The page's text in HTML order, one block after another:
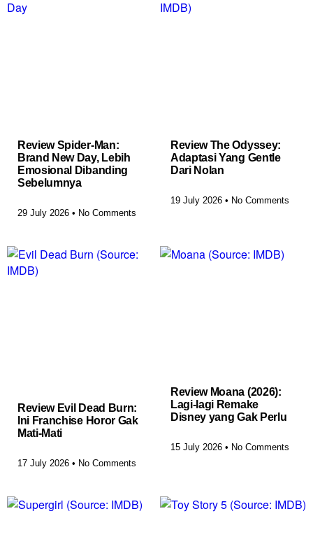
Review Spider-Man:
Brand New Day, Lebih
Emosional Dibanding
Sebelumnya
29 July 2026 No Comments
Review The Odyssey:
Adaptasi Yang Gentle
Dari Nolan
19 July 2026 No Comments
Review Evil Dead Burn:
Ini Franchise Horor Gak
Mati-Mati
17 July 2026 No Comments
Review Moana (2026):
Lagi-lagi Remake
Disney yang Gak Perlu
15 July 2026 No Comments